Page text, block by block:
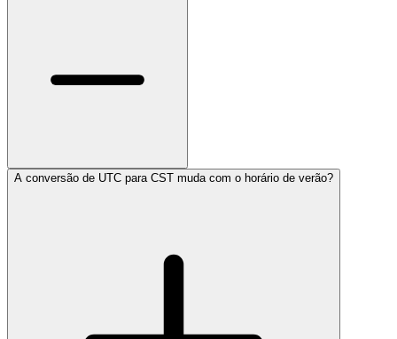
A conversão de UTC para CST muda com o horário de verão?